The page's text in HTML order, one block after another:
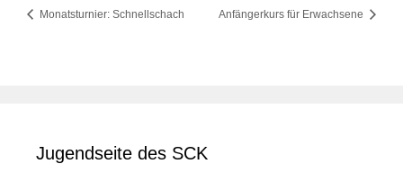
Monatsturnier: Schnellschach Anfängerkurs für Erwachsene
Jugendseite des SCK